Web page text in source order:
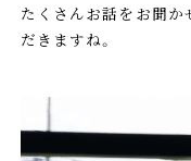
たくさんお話をお聞か
だきますね。